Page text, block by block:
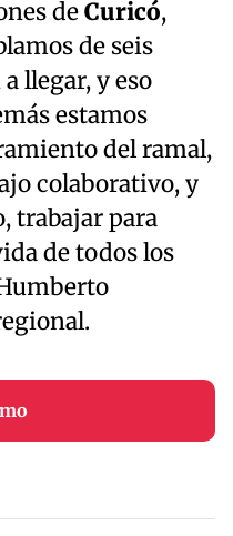
deCuricó,
de seis
llegar, y eso
estamos
del ramal,
colaborativo, y
trabajar para
de todos los